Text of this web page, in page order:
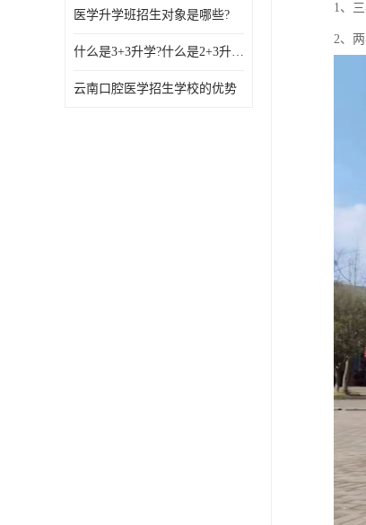
医学升学班招生对象是哪些?
什么是3+3升学?什么是2+3升学?
云南口腔医学招生学校的优势
1、
2、